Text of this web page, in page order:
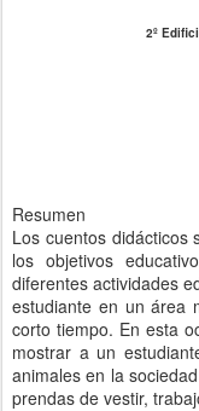
2º
Resumen
Los cuentos didácticos
los objetivos
diferentes actividades
estudiante en un área
corto tiempo. En esta
mostrar a un
animales en la
prendas de vestir,